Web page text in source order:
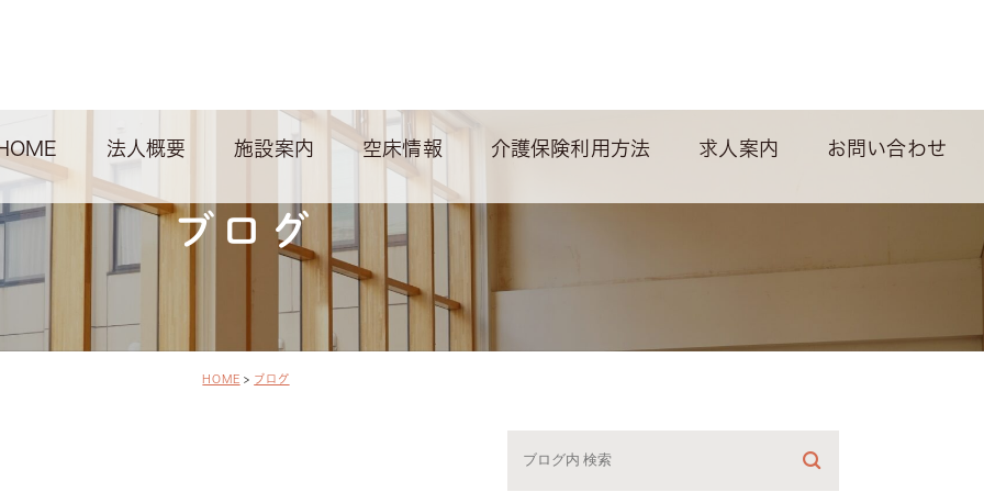
法人概要 施設案内 空床情報 介護保険利用方法 求人案内 お問い合わせ
ブログ
HOME ブログ